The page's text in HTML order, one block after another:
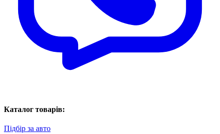
Каталог товарів:
Підбір за авто